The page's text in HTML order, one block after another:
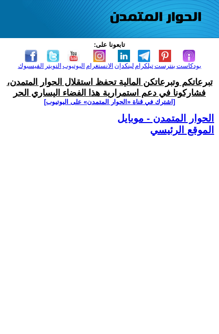
تابعونا على:
الفيسبوك التويتر اليوتيوب الانستغرام لينكدإن تيلكرامبنترست بودكاست
تبرعاتكم وتبرعاتكن المالية تحفظ استقلال الحوار المتمدن،
فشاركونا في دعم استمرارية هذا الفضاء اليساري الحر
[اشترك في قناة ‫«الحوار المتمدن» على اليوتيوب]
الحوار المتمدن - موبايل
الموقع الرئيسي